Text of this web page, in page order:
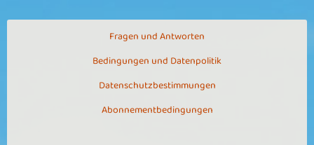
Fragen und Antworten
Bedingungen und Datenpolitik
Datenschutzbestimmungen
Abonnementbedingungen